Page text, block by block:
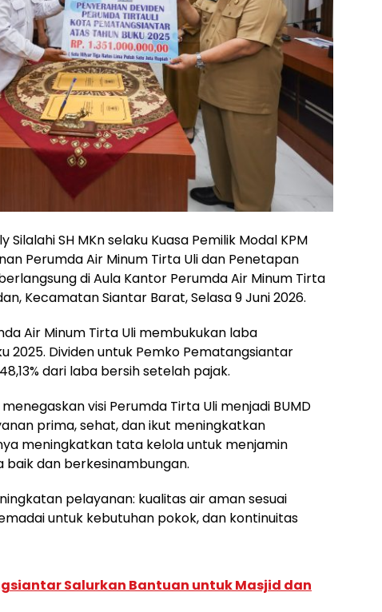
SH MKn selaku Kuasa Pemilik Modal KPM
Perumda Air Minum Tirta Uli dan Penetapan
di Aula Kantor Perumda Air Minum Tirta
Kecamatan Siantar Barat, Selasa 9 Juni 2026.
Air Minum Tirta Uli membukukan laba
2025. Dividen untuk Pemko Pematangsiantar
dari laba bersih setelah pajak.
visi Perumda Tirta Uli menjadi BUMD
prima, sehat, dan ikut meningkatkan
meningkatkan tata kelola untuk menjamin
dan berkesinambungan.
pelayanan: kualitas air aman sesuai
untuk kebutuhan pokok, dan kontinuitas
Salurkan Bantuan untuk Masjid dan